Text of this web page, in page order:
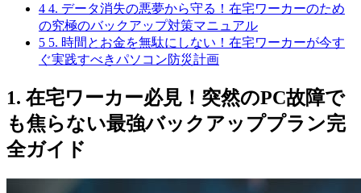
4 4. データ消失の悪夢から守る！在宅ワーカーのため
の究極のバックアップ対策マニュアル
5 5. 時間とお金を無駄にしない！在宅ワーカーが今す
ぐ実践すべきパソコン防災計画
1. 在宅ワーカー必見！突然のPC故障で
も焦らない最強バックアッププラン完
全ガイド